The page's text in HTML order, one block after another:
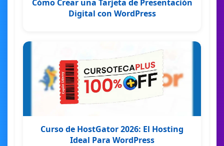
Cómo Crear una Tarjeta de Presentación
Digital con WordPress
Curso de HostGator 2026: El Hosting
Ideal Para WordPress